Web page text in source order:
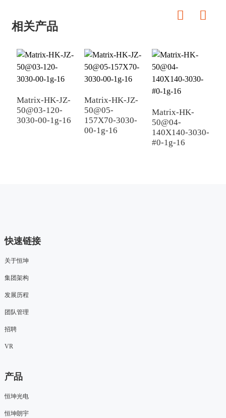
相关产品
Matrix-HK-JZ-
50@03-120-
3030-00-1g-16
Matrix-HK-JZ-
50@05-
157X70-3030-
00-1g-16
Matrix-HK-
50@04-
140X140-3030-
#0-1g-16
快速链接
关于恒坤
集团架构
发展历程
团队管理
招聘
VR
产品
恒坤光电
恒坤朗宇